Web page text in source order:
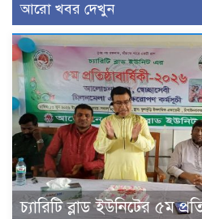
আরো খবর দেখুন
চ্যারিটি ব্লাড ইউনিটের ৫ম